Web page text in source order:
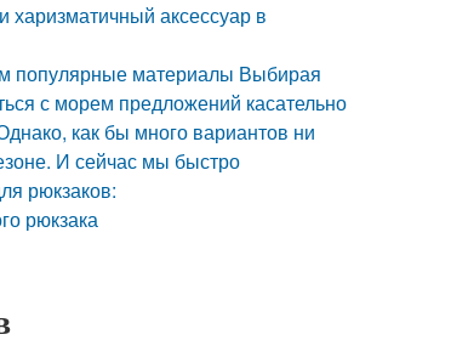
харизматичный аксессуар в
популярные материалы Выбирая
с морем предложений касательно
как бы много вариантов ни
И сейчас мы быстро
рюкзаков:
рюкзака